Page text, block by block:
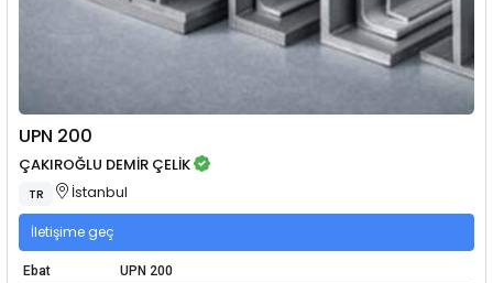
UPN 200
ÇAKIROĞLU DEMİR ÇELİK
TR İstanbul
İletişime geç
Ebat
UPN 200